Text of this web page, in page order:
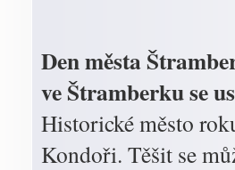
Den města
ve Štramberku se
Historické město
Kondoři. Těšit se